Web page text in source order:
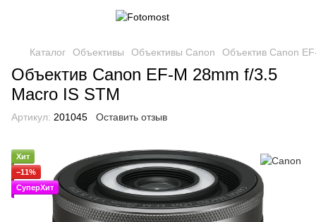
Каталог Объективы Объективы Canon Объектив Canon
Объектив Canon EF-M 28mm f/3.5
Macro IS STM
Артикул: 201045 Оставить отзыв
Хит
−11%
СуперХит